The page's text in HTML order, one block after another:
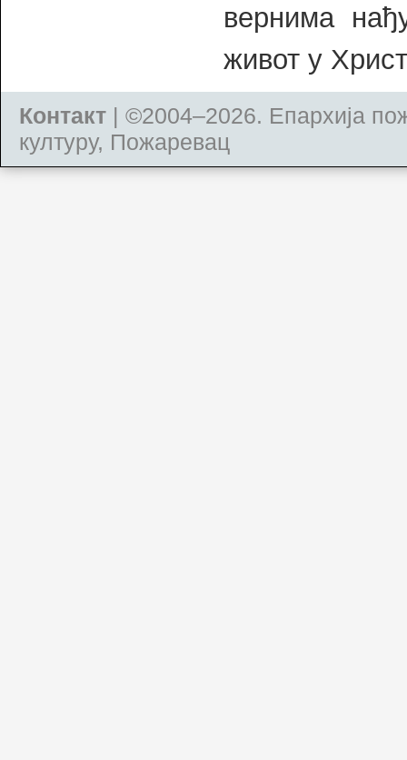
вернима
живот у
Контакт | ©2004–2026. Епархија
културу, Пожаревац